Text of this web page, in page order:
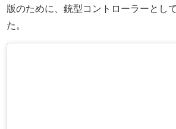
版のために、銃型コントローラーとし
た。